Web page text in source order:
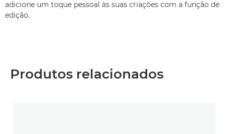
adicione um toque pessoal às suas criações com a função de
edição.
Produtos relacionados